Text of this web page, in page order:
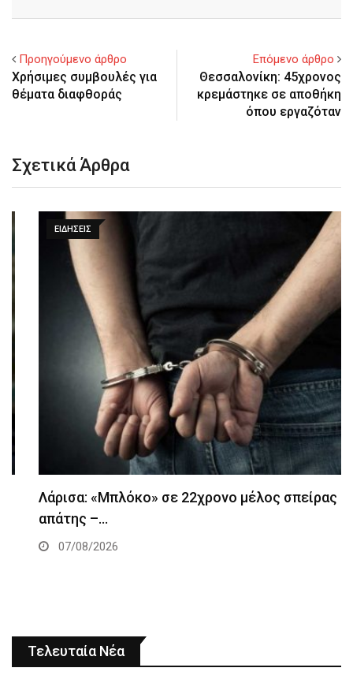
Προηγούμενο άρθρο
Χρήσιμες συμβουλές για
θέματα διαφθοράς
Επόμενο άρθρο
Θεσσαλονίκη: 45χρονος
κρεμάστηκε σε αποθήκη
όπου εργαζόταν
Σχετικά Άρθρα
ΕΙΔΉΣΕΙΣ
Λάρισα: «Μπλόκο» σε 22χρονο μέλος σπείρας
απάτης –…
07/08/2026
Τελευταία Νέα